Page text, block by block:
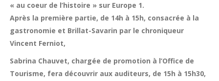
« au coeur de l’histoire » sur Europe 1.
Après la première partie, de 14h à 15h, consacrée à la
gastronomie et Brillat-Savarin par le chroniqueur
Vincent Ferniot,
Sabrina Chauvet, chargée de promotion à l’Office de
Tourisme, fera découvrir aux auditeurs, de 15h à 15h30,